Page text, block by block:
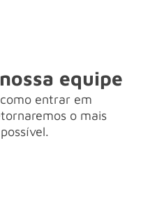
equipe
entrar em
o mais